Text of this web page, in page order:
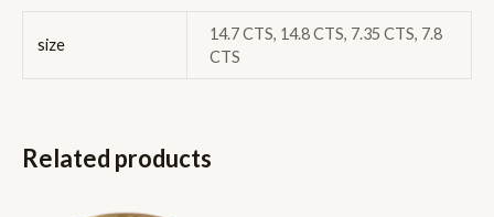
size
14.7 CTS, 14.8 CTS, 7.35 CTS, 7.8
CTS
Related products